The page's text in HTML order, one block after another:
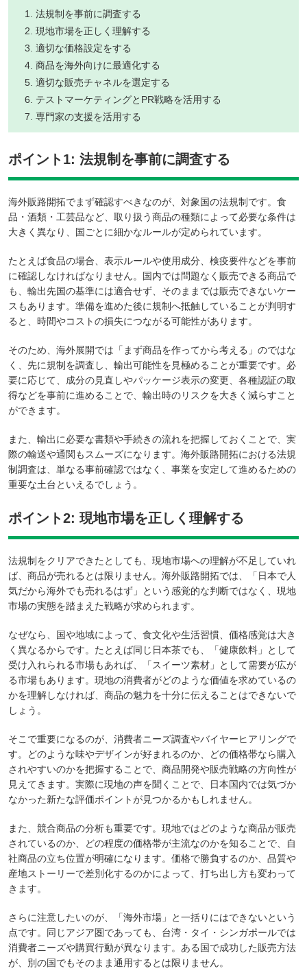
法規制を事前に調査する
現地市場を正しく理解する
適切な価格設定をする
商品を海外向けに最適化する
適切な販売チャネルを選定する
テストマーケティングとPR戦略を活用する
専門家の支援を活用する
ポイント1: 法規制を事前に調査する
海外販路開拓でまず確認すべきなのが、対象国の法規制です。食
品・酒類・工芸品など、取り扱う商品の種類によって必要な条件は
大きく異なり、国ごとに細かなルールが定められています。
たとえば食品の場合、表示ルールや使用成分、検疫要件などを事前
に確認しなければなりません。国内では問題なく販売できる商品で
も、輸出先国の基準には適合せず、そのままでは販売できないケー
スもあります。準備を進めた後に規制へ抵触していることが判明す
ると、時間やコストの損失につながる可能性があります。
そのため、海外展開では「まず商品を作ってから考える」のではな
く、先に規制を調査し、輸出可能性を見極めることが重要です。必
要に応じて、成分の見直しやパッケージ表示の変更、各種認証の取
得などを事前に進めることで、輸出時のリスクを大きく減らすこと
ができます。
また、輸出に必要な書類や手続きの流れを把握しておくことで、実
際の輸送や通関もスムーズになります。海外販路開拓における法規
制調査は、単なる事前確認ではなく、事業を安定して進めるための
重要な土台といえるでしょう。
ポイント2: 現地市場を正しく理解する
法規制をクリアできたとしても、現地市場への理解が不足していれ
ば、商品が売れるとは限りません。海外販路開拓では、「日本で人
気だから海外でも売れるはず」という感覚的な判断ではなく、現地
市場の実態を踏まえた戦略が求められます。
なぜなら、国や地域によって、食文化や生活習慣、価格感覚は大き
く異なるからです。たとえば同じ日本茶でも、「健康飲料」として
受け入れられる市場もあれば、「スイーツ素材」として需要が広が
る市場もあります。現地の消費者がどのような価値を求めているの
かを理解しなければ、商品の魅力を十分に伝えることはできないで
しょう。
そこで重要になるのが、消費者ニーズ調査やバイヤーヒアリングで
す。どのような味やデザインが好まれるのか、どの価格帯なら購入
されやすいのかを把握することで、商品開発や販売戦略の方向性が
見えてきます。実際に現地の声を聞くことで、日本国内では気づか
なかった新たな評価ポイントが見つかるかもしれません。
また、競合商品の分析も重要です。現地ではどのような商品が販売
されているのか、どの程度の価格帯が主流なのかを知ることで、自
社商品の立ち位置が明確になります。価格で勝負するのか、品質や
産地ストーリーで差別化するのかによって、打ち出し方も変わって
きます。
さらに注意したいのが、「海外市場」と一括りにはできないという
点です。同じアジア圏であっても、台湾・タイ・シンガポールでは
消費者ニーズや購買行動が異なります。ある国で成功した販売方法
が、別の国でもそのまま通用するとは限りません。